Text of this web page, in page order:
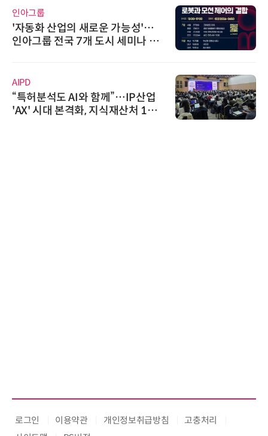
씨앤에프시스템
씨앤에프시스템, 오웬스그룹과 공
공 ERP·DX 사업 협력
노보센스
노보센스, PWM 고주파 과도 간섭
난제 극복…차량용 전류 감지 증폭
로그인 이용약관 개인정보취급방침
고충처리